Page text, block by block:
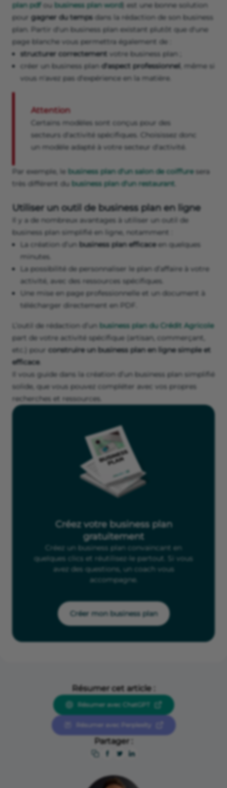
plan pdf ou business plan word) est une bonne solution
pour gagner du temps dans la rédaction de son business
plan. Partir d'un business plan existant plutôt que d'une
page blanche vous permettra également de :
structurer correctement votre business plan ;
créer un business plan d'aspect professionnel , même si
vous n'avez pas d'expérience en la matière.
Attention
Certains modèles sont conçus pour des
secteurs d'activité spécifiques. Choisissez donc
un modèle adapté à votre secteur d'activité.
Par exemple, le business plan d'un salon de coiffuresera
très différent du business plan d'un restaurant
Utiliser un outil de business plan en ligne
Il y a de nombreux avantages à utiliser un outil de
business plan simplifié en ligne, notamment :
La création d’un business plan efficaceen quelques
minutes.
La possibilité de personnaliser le plan d’affaire à votre
activité, avec des ressources spécifiques.
Une mise en page professionnelle et un document à
télécharger directement en PDF.
L’outil de rédaction d’un business plan du Crédit Agricole
part de votre activité spécifique (artisan, commerçant,
etc.) pour construire un business plan en ligne simple et
efficace.
Il vous guide dans la création d’un business plan simplifié
solide, que vous pouvez compléter avec vos propres
recherches et ressources.
Créez votre business plan
gratuitement
Créez un business plan convaincant en
quelques clics et réutilisez-le partout. Si vous
avez des questions, un coach vous
accompagne.
Créer mon business plan
Résumer cet article :
Résumer avec ChatGPT
Résumer avec Perplexity
Partager :